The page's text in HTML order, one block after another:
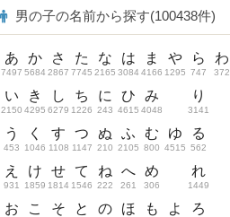
男の子の名前から探す(100438件)
あ
7497
い
2150
う
453
え
931
お
か
5684
き
4295
く
1046
け
1859
こ
さ
2867
し
6279
す
1108
せ
1814
そ
た
7745
ち
1226
つ
1147
て
1546
と
な
2165
に
243
ぬ
210
ね
222
の
は
3084
ひ
4615
ふ
2105
へ
261
ほ
ま
4166
み
4048
む
800
め
306
も
や
1295
ゆ
4515
よ
ら
747
り
3141
る
562
れ
1449
ろ
わ
372